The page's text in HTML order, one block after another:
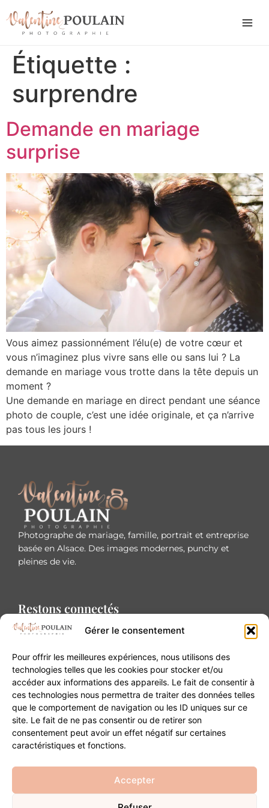
Gérer le consentement
Pour offrir les meilleures expériences, nous utilisons des
technologies telles que les cookies pour stocker et/ou
accéder aux informations des appareils. Le fait de consentir à
ces technologies nous permettra de traiter des données telles
que le comportement de navigation ou les ID uniques sur ce
site. Le fait de ne pas consentir ou de retirer son
consentement peut avoir un effet négatif sur certaines
caractéristiques et fonctions.
Accepter
Étiquette :
surprendre
Demande en mariage
surprise
Vous aimez passionnément l’élu(e) de votre cœur et
vous n’imaginez plus vivre sans elle ou sans lui ? La
demande en mariage vous trotte dans la tête depuis un
moment ?
Une demande en mariage en direct pendant une séance
photo de couple, c’est une idée originale, et ça n’arrive
pas tous les jours !
Photographe de mariage, famille, portrait et entreprise
basée en Alsace. Des images modernes, punchy et
pleines de vie.
Restons connectés
Contact
20B Grand Rue 68180 Horbourg-Wihr
06 84 93 03 01
contact@valentinepoulain.com